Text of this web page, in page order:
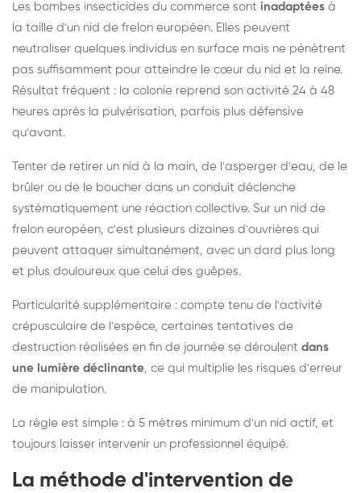
Les bombes insecticides du commerce sont inadaptées à
la taille d'un nid de frelon européen. Elles peuvent
neutraliser quelques individus en surface mais ne pénètrent
pas suffisamment pour atteindre le cœur du nid et la reine.
Résultat fréquent : la colonie reprend son activité 24 à 48
heures après la pulvérisation, parfois plus défensive
qu'avant.
Tenter de retirer un nid à la main, de l'asperger d'eau, de le
brûler ou de le boucher dans un conduit déclenche
systématiquement une réaction collective. Sur un nid de
frelon européen, c'est plusieurs dizaines d'ouvrières qui
peuvent attaquer simultanément, avec un dard plus long
et plus douloureux que celui des guêpes.
Particularité supplémentaire : compte tenu de l'activité
crépusculaire de l'espèce, certaines tentatives de
destruction réalisées en fin de journée se déroulent dans
une lumière déclinante, ce qui multiplie les risques d'erreur
de manipulation.
La règle est simple : à 5 mètres minimum d'un nid actif, et
toujours laisser intervenir un professionnel équipé.
La méthode d'intervention de